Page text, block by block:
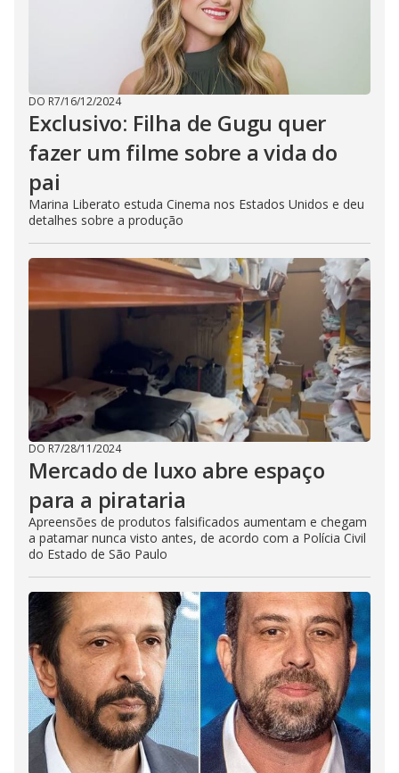
DO R7/16/12/2024
Exclusivo: Filha de Gugu quer
fazer um filme sobre a vida do
pai
Marina Liberato estuda Cinema nos Estados Unidos e deu
detalhes sobre a produção
DO R7/28/11/2024
Mercado de luxo abre espaço
para a pirataria
Apreensões de produtos falsificados aumentam e chegam
a patamar nunca visto antes, de acordo com a Polícia Civil
do Estado de São Paulo